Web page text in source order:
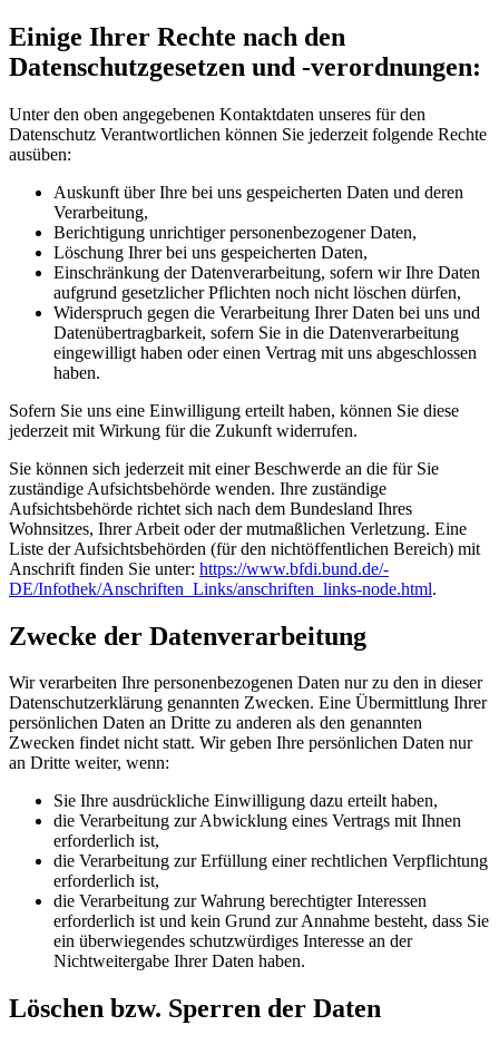
Einige Ihrer Rechte nach den
Datenschutzgesetzen und -verordnungen:
Unter den oben angegebenen Kontaktdaten unseres für den
Datenschutz Verantwortlichen können Sie jederzeit folgende Rechte
ausüben:
Auskunft über Ihre bei uns gespeicherten Daten und deren
Verarbeitung,
Berichtigung unrichtiger personenbezogener Daten,
Löschung Ihrer bei uns gespeicherten Daten,
Einschränkung der Datenverarbeitung, sofern wir Ihre Daten
aufgrund gesetzlicher Pflichten noch nicht löschen dürfen,
Widerspruch gegen die Verarbeitung Ihrer Daten bei uns und
Datenübertragbarkeit, sofern Sie in die Datenverarbeitung
eingewilligt haben oder einen Vertrag mit uns abgeschlossen
haben.
Sofern Sie uns eine Einwilligung erteilt haben, können Sie diese
jederzeit mit Wirkung für die Zukunft widerrufen.
Sie können sich jederzeit mit einer Beschwerde an die für Sie
zuständige Aufsichtsbehörde wenden. Ihre zuständige
Aufsichtsbehörde richtet sich nach dem Bundesland Ihres
Wohnsitzes, Ihrer Arbeit oder der mutmaßlichen Verletzung. Eine
Liste der Aufsichtsbehörden (für den nichtöffentlichen Bereich) mit
Anschrift finden Sie unter: https://www.bfdi.bund.de/­
DE/Infothek/Anschriften_Links/­anschriften_links-node.html.
Zwecke der Datenverarbeitung
Wir verarbeiten Ihre personenbezogenen Daten nur zu den in dieser
Datenschutzerklärung genannten Zwecken. Eine Übermittlung Ihrer
persönlichen Daten an Dritte zu anderen als den genannten
Zwecken findet nicht statt. Wir geben Ihre persönlichen Daten nur
an Dritte weiter, wenn:
Sie Ihre ausdrückliche Einwilligung dazu erteilt haben,
die Verarbeitung zur Abwicklung eines Vertrags mit Ihnen
erforderlich ist,
die Verarbeitung zur Erfüllung einer rechtlichen Verpflichtung
erforderlich ist,
die Verarbeitung zur Wahrung berechtigter Interessen
erforderlich ist und kein Grund zur Annahme besteht, dass Sie
ein überwiegendes schutzwürdiges Interesse an der
Nichtweitergabe Ihrer Daten haben.
Löschen bzw. Sperren der Daten